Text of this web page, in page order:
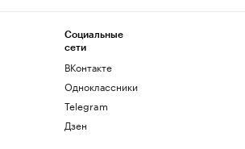
Социальные
сети
ВКонтакте
Одноклассники
Telegram
Дзен